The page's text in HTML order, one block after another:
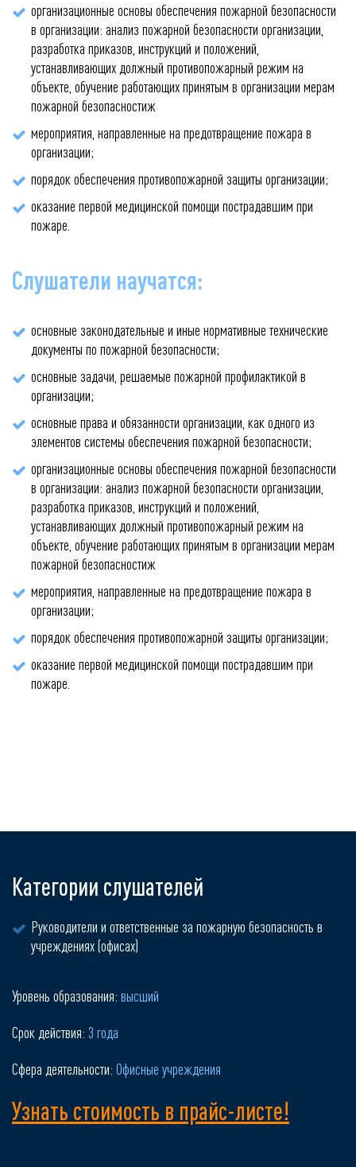
организационные основы обеспечения пожарной безопасности
в организации: анализ пожарной безопасности организации,
разработка приказов, инструкций и положений,
устанавливающих должный противопожарный режим на
объекте, обучение работающих принятым в организации мерам
пожарной безопасностиж
мероприятия, направленные на предотвращение пожара в
организации;
порядок обеспечения противопожарной защиты организации;
оказание первой медицинской помощи пострадавшим при
пожаре.
Слушатели научатся:
основные законодательные и иные нормативные технические
документы по пожарной безопасности;
основные задачи, решаемые пожарной профилактикой в
организации;
основные права и обязанности организации, как одного из
элементов системы обеспечения пожарной безопасности;
организационные основы обеспечения пожарной безопасности
в организации: анализ пожарной безопасности организации,
разработка приказов, инструкций и положений,
устанавливающих должный противопожарный режим на
объекте, обучение работающих принятым в организации мерам
пожарной безопасностиж
мероприятия, направленные на предотвращение пожара в
организации;
порядок обеспечения противопожарной защиты организации;
оказание первой медицинской помощи пострадавшим при
пожаре.
Категории слушателей
Руководители и ответственные за пожарную безопасность в
учреждениях (офисах)
Уровень образования: высший
Срок действия: 3 года
Сфера деятельности: Офисные учреждения
Узнать стоимость в прайс-листе!